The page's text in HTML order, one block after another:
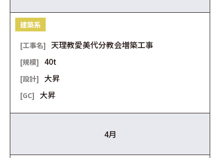
建築系
天理教愛美代分教会増築工事
40t
大昇
大昇
4月